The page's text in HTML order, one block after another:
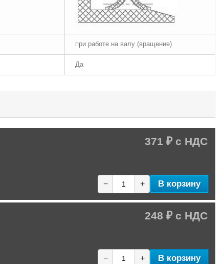
при работе на валу (вращение)
Да
371 ₽
− + В корзину
248 ₽
− + В корзину